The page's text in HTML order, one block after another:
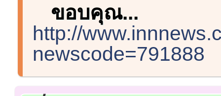
ขอบคุณ...
http://
newscode=791888